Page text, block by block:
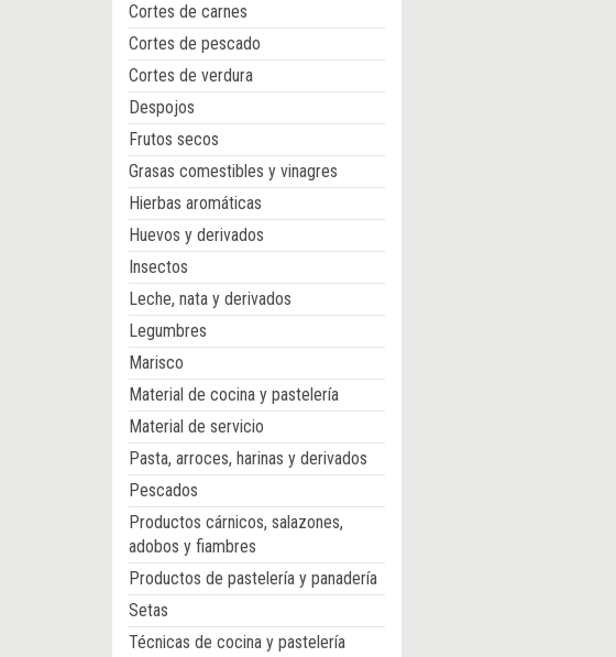
Cortes de carnes
Cortes de pescado
Cortes de verdura
Despojos
Frutos secos
Grasas comestibles y vinagres
Hierbas aromáticas
Huevos y derivados
Insectos
Leche, nata y derivados
Legumbres
Marisco
Material de cocina y pastelería
Material de servicio
Pasta, arroces, harinas y derivados
Pescados
Productos cárnicos, salazones,
adobos y fiambres
Productos de pastelería y panadería
Setas
Técnicas de cocina y pastelería